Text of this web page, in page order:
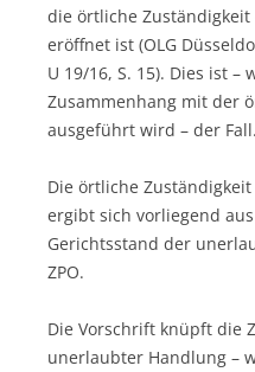
die örtliche
eröffnet ist (OLG
U 19/16, S. 15). Dies ist –
Zusammenhang mit der
ausgeführt wird – der Fall.
Die örtliche
ergibt sich vorliegend
Gerichtsstand der
ZPO.
Die Vorschrift knüpft die
unerlaubter Handlung –